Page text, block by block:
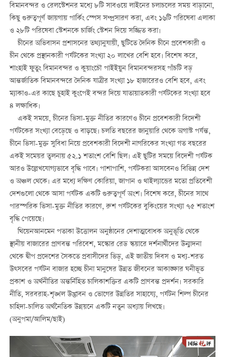
বিমানবন্দর ও রেলস্টেশনর মধ্যে ৮টি সাবওয়ে লাইনের চলাচলের সময় বাড়ানো,
কিছু গুরুত্বপূর্ণ জায়গায় পার্কিং স্পেস সম্প্রসারণ করা, এবং ১৬টি পরিষেবা এলাকা
ও ২৮টি পরিষেবা স্টেশনকে চার্জিং স্টেশন দিয়ে সজ্জিত করা।
চীনের অভিবাসন প্রশাসনের তথ্যানুযায়ী, ছুটিতে দৈনিক চীনে প্রবেশকারী ও
চীন থেকে প্রস্থানকারী পর্যটকের সংখ্যা ২০ লাখের বেশি হবে। বিশেষ করে,
শাংহাই ফুতুং বিমানবন্দর ও কুয়াংচৌ পাইইয়ুন বিমানবন্দরসহ পাঁচটি বড়
আন্তর্জাতিক বিমানবন্দরে দৈনিক যাত্রীর সংখ্যা ১৮ হাজারেরও বেশি হবে, এবং
ম্যাকাও-এর কাছে চুহাই কুংপেই বন্দর দিয়ে যাতায়াতকারী পর্যটকের সংখ্যা হবে
৪ লক্ষাধিক।
একই সময়ে, চীনের ভিসা-মুক্ত নীতির কারণেও চীনে প্রবেশকারী বিদেশী
পর্যটকের সংখ্যা বেড়েছে ও বাড়ছে। চলতি বছরের জানুয়ারি থেকে অগাস্ট পর্যন্ত,
চীনে ভিসা-মুক্ত সুবিধা নিয়ে প্রবেশকারী বিদেশী নাগরিকের সংখ্যা গত বছরের
একই সমেয়র তুলনায় ৫২.১ শতাংশ বেশি ছিল। এই ছুটির সময়ে বিদেশী পর্যটক
আরও উল্লেখযোগ্যভাবে বৃদ্ধি পাবে। পাশাপাশি, পর্যটকরা আসবেনও বিভিন্ন দেশ
ও অঞ্চল থেকে। এর মধ্যে দক্ষিণ কোরিয়া, জাপান ও থাইল্যান্ডের মতো প্রতিবেশী
দেশগুলো থেকে আসা পর্যটক একটি গুরুত্বপূর্ণ অংশ। বিশেষ করে, চীনের সাথে
পারস্পরিক ভিসা-মুক্ত নীতির কারণে, রুশ পর্যটকের বুকিংয়ের সংখ্যা ৭৫ শতাংশ
বৃদ্ধি পেয়েছে।
থিয়েনআনমেন পতাকা উত্তোলন অনুষ্ঠানের দেশাত্মবোধক অনুভূতি থেকে
স্থানীয় বাজারের প্রাণবন্ত পরিবেশ, মস্কোর রেড স্কয়ারে দর্শনার্থীদের উন্মাদনা
থেকে দ্বীপ প্রদেশের সৈকতে প্রবাসীদের ভিড়, এই জাতীয় দিবস ও মধ্য-শরত
উত্সবের পর্যটন বাজার হচ্ছে চীনা মানুষের উন্নত জীবনের আকাঙ্ক্ষার ঘনীভূত
প্রকাশ ও অর্থনীতির অন্তর্নিহিত চালিকাশক্তির একটি প্রাণবন্ত প্রদর্শন। সরকারি
নীতি, সরবরাহ-শৃঙ্খল উদ্ভাবন ও ভোগের উন্নতির সাহায্যে, পর্যটন শিল্প চীনের
চাহিদা-চালিত অর্থনৈতিক উন্নয়নে একটি নতুন অধ্যায় লিখছে।
(অনুপমা/আলিম/ছাই)